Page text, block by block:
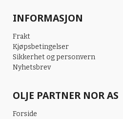
INFORMASJON
Frakt
Kjøpsbetingelser
Sikkerhet og personvern
Nyhetsbrev
OLJE PARTNER NOR AS
Forside